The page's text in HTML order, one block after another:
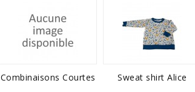
Combinaisons Courtes Sweat shirt Alice